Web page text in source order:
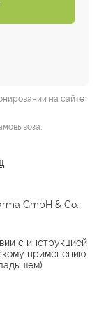
на сайте
GmbH & Co.
с инструкцией
применению